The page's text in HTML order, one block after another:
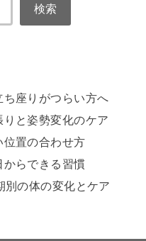
検索
座りがつらい方へ
と姿勢変化のケア
置の合わせ方
からできる習慣
別の体の変化とケア